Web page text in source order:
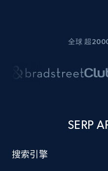
全球 超
SERP
搜索引擎